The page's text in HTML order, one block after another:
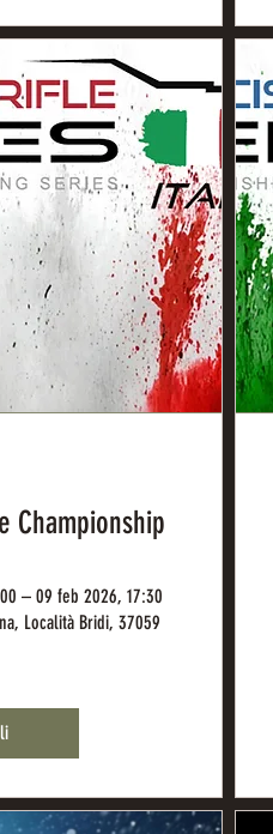
Championship
– 09 feb 2026, 17:30
Località Bridi, 37059